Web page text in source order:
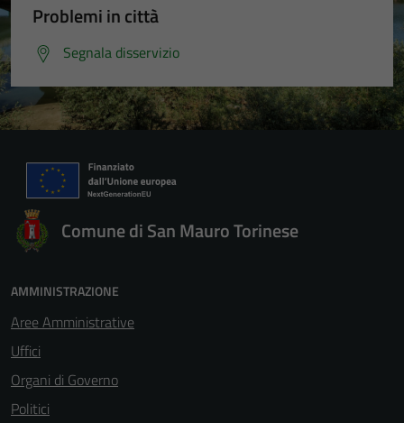
Problemi in città
Segnala disservizio
Comune di San Mauro Torinese
AMMINISTRAZIONE
Aree Amministrative
Uffici
Organi di Governo
Politici